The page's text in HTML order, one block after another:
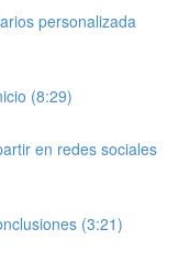
personalizada
(8:29)
en redes sociales
(3:21)